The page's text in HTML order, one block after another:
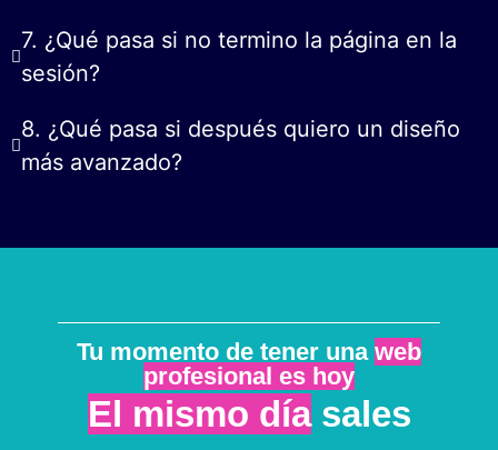
7. ¿Qué pasa si no termino la página en la
sesión?
8. ¿Qué pasa si después quiero un diseño
más avanzado?
Tu momento de tener una web
profesional es hoy
El mismo díasales